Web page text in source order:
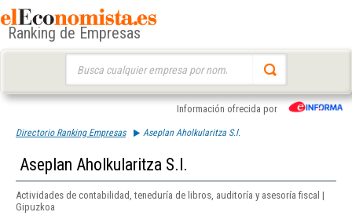
Ranking de Empresas
Información ofrecida por
Directorio Ranking Empresas Aseplan Aholkularitza S.l.
Aseplan Aholkularitza S.l.
Actividades de contabilidad, teneduría de libros, auditoría y asesoría fiscal |
Gipuzkoa